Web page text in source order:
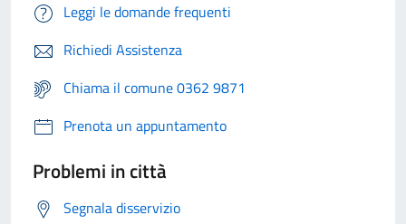
Leggi le domande frequenti
Richiedi Assistenza
Chiama il comune 0362 9871
Prenota un appuntamento
Problemi in città
Segnala disservizio